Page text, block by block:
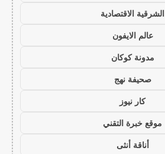
الشرقية الاقتصادية
عالم الايفون
مدونة كوكان
صحيفة نهج
كار نيوز
موقع خبرة التقني
أناقة أنثى